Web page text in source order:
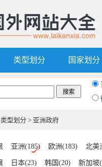
类型划分 国家划分
类型划分 > 亚洲政府
亚洲(185) 欧洲(183) 北美
日本(23) 韩国(20) 新加坡